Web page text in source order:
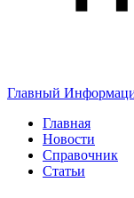
Главный
Главная
Новости
Справочник
Статьи